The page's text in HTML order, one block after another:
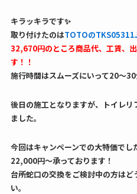
キラッキラです✨
取り付けたのはTOTOの
32,670円のところ商品代、工賃、
す！！
施行時間はスムーズにいって20〜30
後日の施工となりますが、トイレ
ました。
今回はキャンペーンでの大特価でし
22,000円〜承っております！
台所蛇口の交換をご検討中の方は
い。